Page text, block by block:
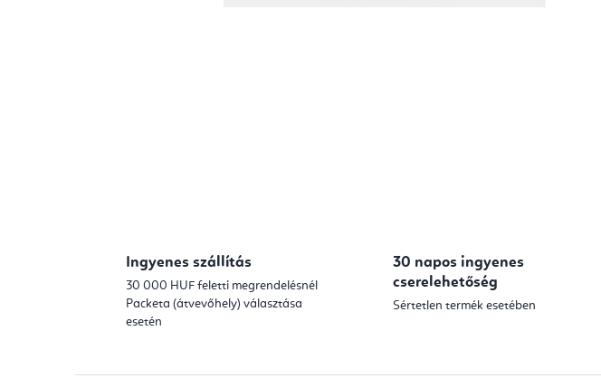
Ingyenes szállítás
30 000 HUF feletti megrendelésnél
Packeta (átvevőhely) választása
esetén
30 napos ingyenes
cserelehetőség
Sértetlen termék esetében